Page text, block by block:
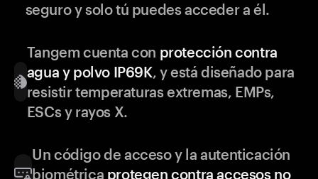
seguro y solo tú puedes acceder a él.
Tangem cuenta con protección contra
agua y polvo IP69K, y está diseñado para
resistir temperaturas extremas, EMPs,
ESCs y rayos X.
Un código de acceso y la autenticación
biométrica protegen contra accesos no